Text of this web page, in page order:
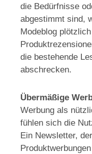
die Bedürfnisse
abgestimmt sind,
Modeblog
die bestehende
abschrecken.
Übermäßige
Werbung als
fühlen sich die
Ein Newsletter,